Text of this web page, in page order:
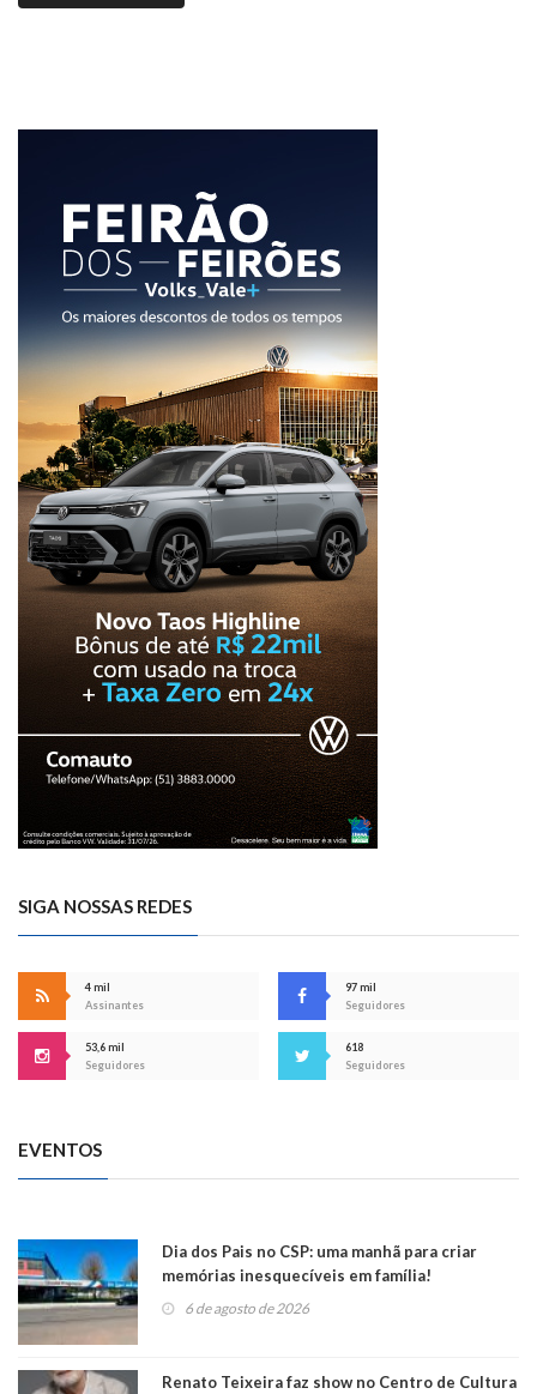
SIGA NOSSAS REDES
4 mil
Assinantes
97 mil
Seguidores
53,6 mil
Seguidores
618
Seguidores
EVENTOS
Dia dos Pais no CSP: uma manhã para criar
memórias inesquecíveis em família!
6 de agosto de 2026
Renato Teixeira faz show no Centro de Cultura